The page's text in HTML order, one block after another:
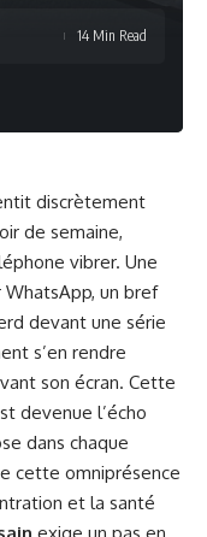
14 Min Read
discrètement
de semaine,
vibrer. Une
WhatsApp, un bref
devant une série
s’en rendre
son écran. Cette
devenue l’écho
dans chaque
cette omniprésence
et la santé